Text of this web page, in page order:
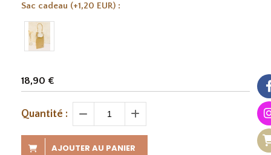
Sac cadeau (+1,20 EUR) :
18,90 €
Quantité :
AJOUTER AU PANIER